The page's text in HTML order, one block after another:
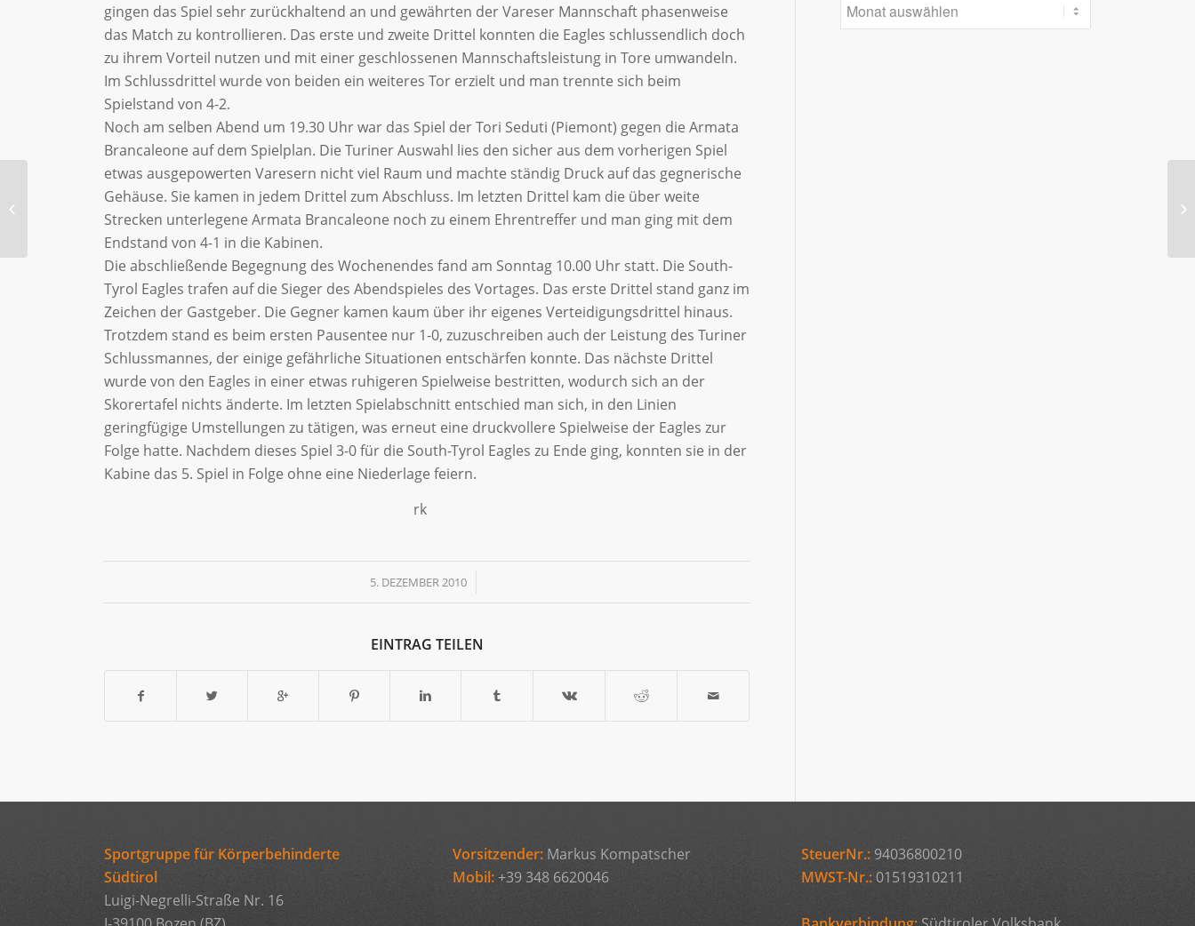
gingen das Spiel sehr zurückhaltend an und gewährten der Vareser Mannschaft phasenweise
das Match zu kontrollieren. Das erste und zweite Drittel konnten die Eagles schlussendlich doch
zu ihrem Vorteil nutzen und mit einer geschlossenen Mannschaftsleistung in Tore umwandeln.
Im Schlussdrittel wurde von beiden ein weiteres Tor erzielt und man trennte sich beim
Spielstand von 4-2.
Noch am selben Abend um 19.30 Uhr war das Spiel der Tori Seduti (Piemont) gegen die Armata
Brancaleone auf dem Spielplan. Die Turiner Auswahl lies den sicher aus dem vorherigen Spiel
etwas ausgepowerten Varesern nicht viel Raum und machte ständig Druck auf das gegnerische
Gehäuse. Sie kamen in jedem Drittel zum Abschluss. Im letzten Drittel kam die über weite
Strecken unterlegene Armata Brancaleone noch zu einem Ehrentreffer und man ging mit dem
Endstand von 4-1 in die Kabinen.
Die abschließende Begegnung des Wochenendes fand am Sonntag 10.00 Uhr statt. Die South-
Tyrol Eagles trafen auf die Sieger des Abendspieles des Vortages. Das erste Drittel stand ganz im
Zeichen der Gastgeber. Die Gegner kamen kaum über ihr eigenes Verteidigungsdrittel hinaus.
Trotzdem stand es beim ersten Pausentee nur 1-0, zuzuschreiben auch der Leistung des Turiner
Schlussmannes, der einige gefährliche Situationen entschärfen konnte. Das nächste Drittel
wurde von den Eagles in einer etwas ruhigeren Spielweise bestritten, wodurch sich an der
Skorertafel nichts änderte. Im letzten Spielabschnitt entschied man sich, in den Linien
geringfügige Umstellungen zu tätigen, was erneut eine druckvollere Spielweise der Eagles zur
Folge hatte. Nachdem dieses Spiel 3-0 für die South-Tyrol Eagles zu Ende ging, konnten sie in der
Kabine das 5. Spiel in Folge ohne eine Niederlage feiern.
rk
5. DEZEMBER 2010
/
EINTRAG TEILEN
Sportgruppe für Körperbehinderte
Südtirol
Luigi-Negrelli-Straße Nr. 16
Vorsitzender: Markus Kompatscher
Mobil:+39 348 6620046
SteuerNr.: 94036800210
MWST-Nr.:01519310211
Ski Alpin in vollem